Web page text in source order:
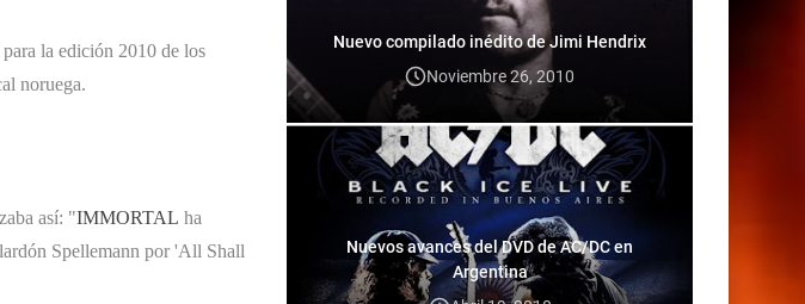
la edición 2010 de los
noruega.
así: "IMMORTAL ha
Spellemann por 'All Shall
Nuevo compilado inédito de Jimi Hendrix
Noviembre 26, 2010
Nuevos avances del DVD de AC/DC en
Argentina